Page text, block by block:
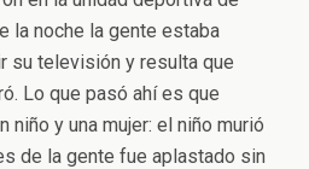
la noche la gente estaba
su televisión y resulta que
Lo que pasó ahí es que
niño y una mujer: el niño murió
de la gente fue aplastado sin